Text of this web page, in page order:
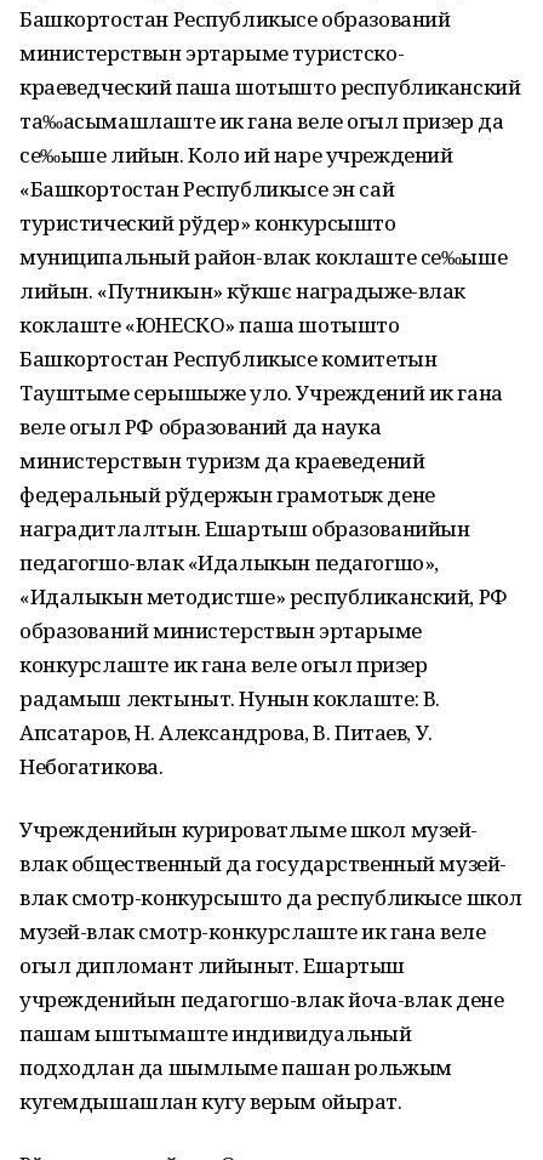
Башкортостан Республикысе образований
министерствын эртарыме туристско-
краеведческий паша шотышто республиканский
та‰асымашлаште ик гана веле огыл призер да
се‰ыше лийын. Коло ий наре учреждений
«Башкортостан Республикысе эн сай
туристический рўдер» конкурсышто
муниципальный район-влак коклаште се‰ыше
лийын. «Путникын» кўкшє наградыже-влак
коклаште «ЮНЕСКО» паша шотышто
Башкортостан Республикысе комитетын
Тауштыме серышыже уло. Учреждений ик гана
веле огыл РФ образований да наука
министерствын туризм да краеведений
федеральный рўдержын грамотыж дене
наградитлалтын. Ешартыш образованийын
педагогшо-влак «Идалыкын педагогшо»,
«Идалыкын методистше» республиканский, РФ
образований министерствын эртарыме
конкурслаште ик гана веле огыл призер
радамыш лектыныт. Нунын коклаште: В.
Апсатаров, Н. Александрова, В. Питаев, У.
Небогатикова.
Учрежденийын курироватлыме школ музей-
влак общественный да государственный музей-
влак смотр-конкурсышто да республикысе школ
музей-влак смотр-конкурслаште ик гана веле
огыл дипломант лийыныт. Ешартыш
учрежденийын педагогшо-влак йоча-влак дене
пашам ыштымаште индивидуальный
подходлан да шымлыме пашан рольжым
кугемдышашлан кугу верым ойырат.